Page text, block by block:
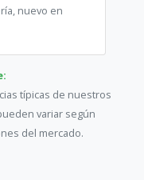
nuevo en
típicas de nuestros
variar según
del mercado.